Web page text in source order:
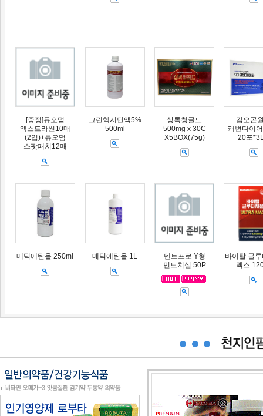
[증정]듀오덤
엑스트라씬10매
(2입)+듀오덤
스팟패치12매
그린헥시딘액5%
500ml
상록청골드
500mg x 30C
X5BOX(75g)
김오곤
쾌변다이
20포
메딕에탄올 250ml 메딕에탄올 1L
덴트프로 Y형
민트치실 50P
바이탈 글
맥스